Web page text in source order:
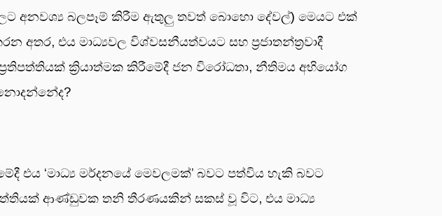
අනවශ්‍ය බලපෑම් කිරීම ඇතුලු තවත් බොහො දේවල්) මෙයට එක්
අතර, එය මාධ්‍යවල විශ්වසනීයත්වයට සහ ප්‍රජාතන්ත්‍රවාදී
ක්‍රියාත්මක කිරීමේදී ජන විරෝධතා, නීතිමය අභියෝග
එය ‘මාධ්‍ය මර්දනයේ මෙවලමක්’ බවට පත්විය හැකි බවට
ආණ්ඩුවක තනි තීරණයකින් සකස් වූ විට, එය මාධ්‍ය